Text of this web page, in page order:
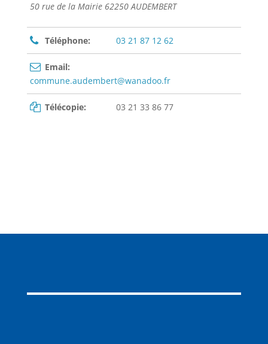
50 rue de la Mairie 62250 AUDEMBERT
Téléphone: 03 21 87 12 62
Email:
commune.audembert@wanadoo.fr
Télécopie: 03 21 33 86 77